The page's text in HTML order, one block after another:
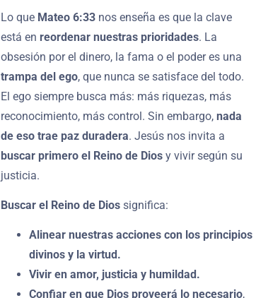
Lo que Mateo 6:33nos enseña es que la clave
está en reordenar nuestras prioridades. La
obsesión por el dinero, la fama o el poder es una
trampa del ego, que nunca se satisface del todo.
El ego siempre busca más: más riquezas, más
reconocimiento, más control. Sin embargo, nada
de eso trae paz duradera. Jesús nos invita a
buscar primero el Reino de Diosy vivir según su
justicia.
Buscar el Reino de Diossignifica:
Alinear nuestras acciones con los principios
divinos y la virtud.
Vivir en amor, justicia y humildad.
Confiar en que Dios proveerá lo necesario,